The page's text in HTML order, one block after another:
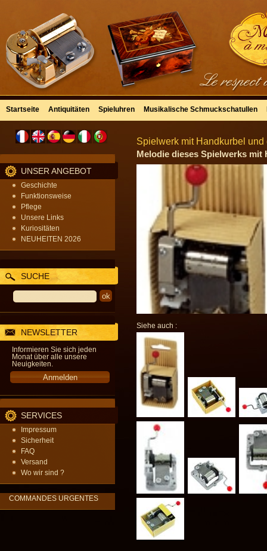
Startseite Antiquitäten Spieluhren Musikalische Schmuckschatullen
UNSER ANGEBOT
Geschichte
Funktionsweise
Pflege
Unsere Links
Kuriositäten
NEUHEITEN 2026
SUCHE
NEWSLETTER
Informieren Sie sich jeden
Monat über alle unsere
Neuigkeiten.
SERVICES
Impressum
Sicherheit
FAQ
Versand
Wo wir sind ?
COMMANDES URGENTES
Spielwerk mit Handkurbel
Melodie dieses Spielwerks mit
Siehe auch :